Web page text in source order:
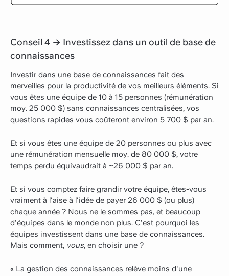
Conseil 4 → Investissez dans un outil de base de
connaissances
Investir dans une base de connaissances fait des
merveilles pour la productivité de vos meilleurs éléments. Si
vous êtes une équipe de 10 à 15 personnes (rémunération
moy. 25 000 $) sans connaissances centralisées, vos
questions rapides vous coûteront environ 5 700 $ par an.
Et si vous êtes une équipe de 20 personnes ou plus avec
une rémunération mensuelle moy. de 80 000 $, votre
temps perdu équivaudrait à ~26 000 $ par an.
Et si vous comptez faire grandir votre équipe, êtes-vous
vraiment à l'aise à l'idée de payer 26 000 $ (ou plus)
chaque année ? Nous ne le sommes pas, et beaucoup
d'équipes dans le monde non plus. C'est pourquoi les
équipes investissent dans une base de connaissances.
Mais comment, vous, en choisir une ?
« La gestion des connaissances relève moins d'une